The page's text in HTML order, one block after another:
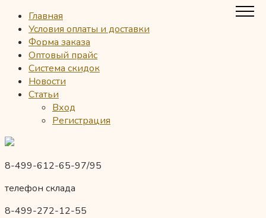
Главная
Условия оплаты и доставки
Форма заказа
Оптовый прайс
Система скидок
Новости
Статьи
Вход
Регистрация
8-499-612-65-97/95
телефон склада
8-499-272-12-55